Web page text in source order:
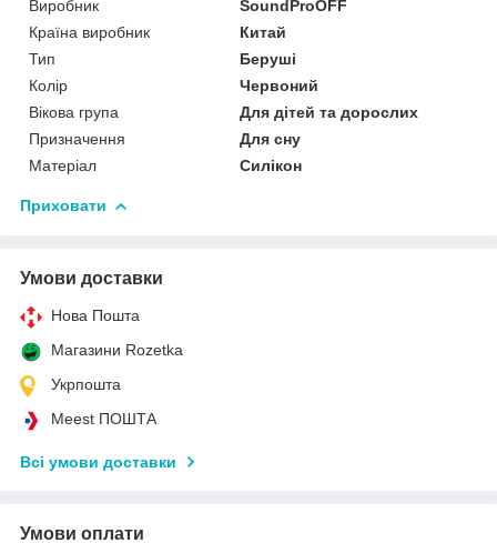
Виробник
SoundProOFF
Країна виробник
Китай
Тип
Беруші
Колір
Червоний
Вікова група
Для дітей та дорослих
Призначення
Для сну
Матеріал
Силікон
Приховати
Умови доставки
Нова Пошта
Магазини Rozetka
Укрпошта
Meest ПОШТА
Всі умови доставки
Умови оплати